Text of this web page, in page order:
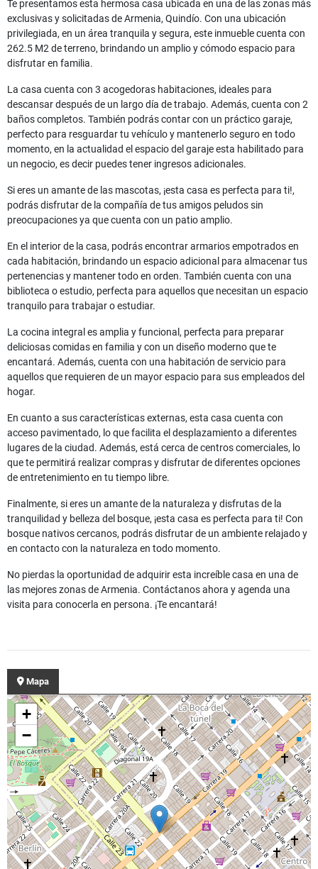
Te presentamos esta hermosa casa ubicada en una de las zonas más
exclusivas y solicitadas de Armenia, Quindío. Con una ubicación
privilegiada, en un área tranquila y segura, este inmueble cuenta con
262.5 M2 de terreno, brindando un amplio y cómodo espacio para
disfrutar en familia.
La casa cuenta con 3 acogedoras habitaciones, ideales para
descansar después de un largo día de trabajo. Además, cuenta con 2
baños completos. También podrás contar con un práctico garaje,
perfecto para resguardar tu vehículo y mantenerlo seguro en todo
momento, en la actualidad el espacio del garaje esta habilitado para
un negocio, es decir puedes tener ingresos adicionales.
Si eres un amante de las mascotas, ¡esta casa es perfecta para ti!,
podrás disfrutar de la compañía de tus amigos peludos sin
preocupaciones ya que cuenta con un patio amplio.
En el interior de la casa, podrás encontrar armarios empotrados en
cada habitación, brindando un espacio adicional para almacenar tus
pertenencias y mantener todo en orden. También cuenta con una
biblioteca o estudio, perfecta para aquellos que necesitan un espacio
tranquilo para trabajar o estudiar.
La cocina integral es amplia y funcional, perfecta para preparar
deliciosas comidas en familia y con un diseño moderno que te
encantará. Además, cuenta con una habitación de servicio para
aquellos que requieren de un mayor espacio para sus empleados del
hogar.
En cuanto a sus características externas, esta casa cuenta con
acceso pavimentado, lo que facilita el desplazamiento a diferentes
lugares de la ciudad. Además, está cerca de centros comerciales, lo
que te permitirá realizar compras y disfrutar de diferentes opciones
de entretenimiento en tu tiempo libre.
Finalmente, si eres un amante de la naturaleza y disfrutas de la
tranquilidad y belleza del bosque, ¡esta casa es perfecta para ti! Con
bosque nativos cercanos, podrás disfrutar de un ambiente relajado y
en contacto con la naturaleza en todo momento.
No pierdas la oportunidad de adquirir esta increíble casa en una de
las mejores zonas de Armenia. Contáctanos ahora y agenda una
visita para conocerla en persona. ¡Te encantará!
Mapa
+
−